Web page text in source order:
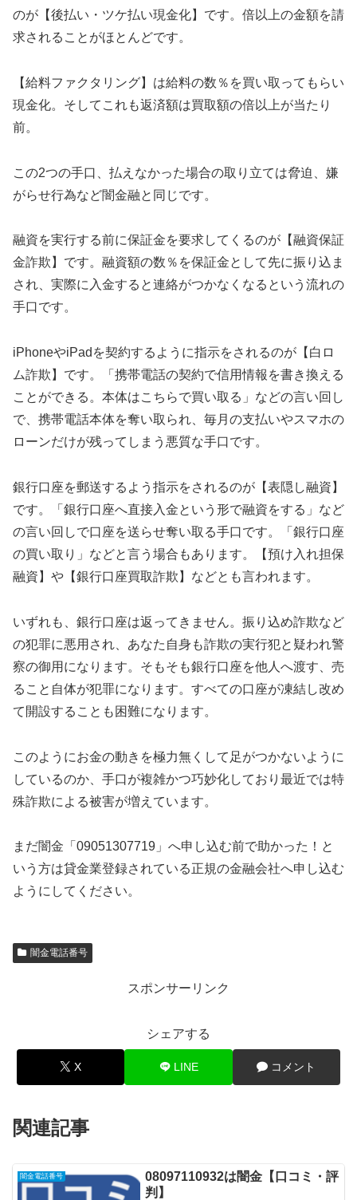
のが【後払い・ツケ払い現金化】です。倍以上の金額を請
求されることがほとんどです。
【給料ファクタリング】は給料の数％を買い取ってもらい
現金化。そしてこれも返済額は買取額の倍以上が当たり
前。
この2つの手口、払えなかった場合の取り立ては脅迫、嫌
がらせ行為など闇金融と同じです。
融資を実行する前に保証金を要求してくるのが【融資保証
金詐欺】です。融資額の数％を保証金として先に振り込ま
され、実際に入金すると連絡がつかなくなるという流れの
手口です。
iPhoneやiPadを契約するように指示をされるのが【白ロ
ム詐欺】です。「携帯電話の契約で信用情報を書き換える
ことができる。本体はこちらで買い取る」などの言い回し
で、携帯電話本体を奪い取られ、毎月の支払いやスマホの
ローンだけが残ってしまう悪質な手口です。
銀行口座を郵送するよう指示をされるのが【表隠し融資】
です。「銀行口座へ直接入金という形で融資をする」など
の言い回しで口座を送らせ奪い取る手口です。「銀行口座
の買い取り」などと言う場合もあります。【預け入れ担保
融資】や【銀行口座買取詐欺】などとも言われます。
いずれも、銀行口座は返ってきません。振り込め詐欺など
の犯罪に悪用され、あなた自身も詐欺の実行犯と疑われ警
察の御用になります。そもそも銀行口座を他人へ渡す、売
ること自体が犯罪になります。すべての口座が凍結し改め
て開設することも困難になります。
このようにお金の動きを極力無くして足がつかないように
しているのか、手口が複雑かつ巧妙化しており最近では特
殊詐欺による被害が増えています。
まだ闇金「09051307719」へ申し込む前で助かった！と
いう方は貸金業登録されている正規の金融会社へ申し込む
ようにしてください。
闇金電話番号
スポンサーリンク
シェアする
X LINE コメント
関連記事
闇金電話番号
08097110932は闇金【口コミ・評
判】